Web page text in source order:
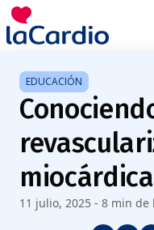
Nota:
este
sitio
web
incluye
accesibilidad.
EDUCACIÓN
11 julio, 2025 - 8 min de